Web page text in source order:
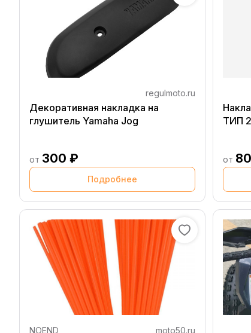
regulmoto.ru
Декоративная накладка на
глушитель Yamaha Jog
от 300 ₽
Подробнее
ТИП
от
NOEND moto50.ru